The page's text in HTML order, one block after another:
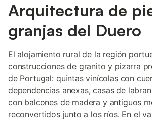
Arquitectura de
granjas del Duero
El alojamiento rural de la región
construcciones de granito y pizarra
de Portugal: quintas vinícolas con
dependencias anexas, casas de
con balcones de madera y antiguos
reconvertidos junto a los ríos. En el